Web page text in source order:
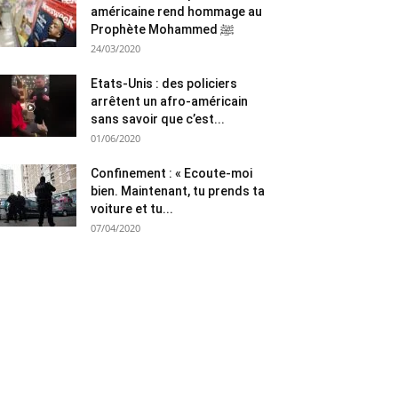
américaine rend hommage au
Prophète Mohammed ﷺ
24/03/2020
Etats-Unis : des policiers
arrêtent un afro-américain
sans savoir que c’est...
01/06/2020
Confinement : « Ecoute-moi
bien. Maintenant, tu prends ta
voiture et tu...
07/04/2020